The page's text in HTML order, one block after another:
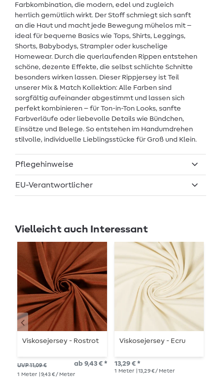
Farbkombination, die modern, edel und zugleich
herrlich gemütlich wirkt. Der Stoff schmiegt sich sanft
an die Haut und macht jede Bewegung mühelos mit –
ideal für bequeme Basics wie Tops, Shirts, Leggings,
Shorts, Babybodys, Strampler oder kuschelige
Homewear. Durch die querlaufenden Rippen entstehen
schöne, dezente Effekte, die selbst schlichte Schnitte
besonders wirken lassen. Dieser Rippjersey ist Teil
unserer Mix & Match Kollektion: Alle Farben sind
sorgfältig aufeinander abgestimmt und lassen sich
perfekt kombinieren – für Ton-in-Ton Looks, sanfte
Farbverläufe oder liebevolle Details wie Bündchen,
Einsätze und Belege. So entstehen im Handumdrehen
stilvolle, individuelle Lieblingsstücke für Groß und Klein.
Pflegehinweise
EU-Verantwortlicher
Vielleicht auch Interessant
Viskosejersey - Rostrot
UVP 11,09 € ab 9,43 € *
1 Meter | 9,43 € / Meter
Viskosejersey - Ecru
13,29 € *
1 Meter | 13,29 € / Meter